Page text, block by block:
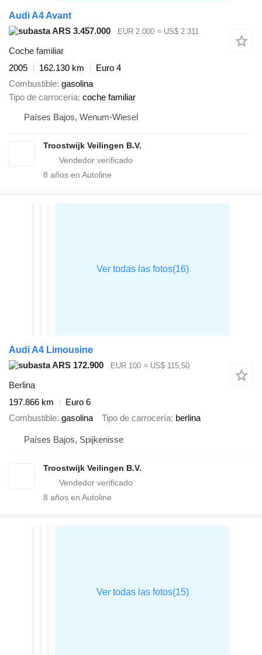
Audi A4 Avant
ARS 3.457.000
EUR 2.000 ≈ US$ 2.311
Coche familiar
2005
162.130 km
Euro 4
Combustible gasolina
Tipo de carrocería coche familiar
Países Bajos, Wenum-Wiesel
Troostwijk Veilingen B.V.
8 años en Autoline
Audi A4 Limousine
ARS 172.900
EUR 100 ≈ US$ 115,50
Berlina
197.866 km
Euro 6
Combustible gasolina Tipo de carrocería berlina
Países Bajos, Spijkenisse
Troostwijk Veilingen B.V.
8 años en Autoline